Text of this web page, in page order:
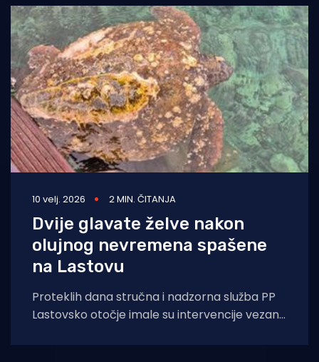
10 velj. 2026 2 MIN. ČITANJA
Dvije glavate želve nakon
olujnog nevremena spašene
na Lastovu
Proteklih dana stručna i nadzorna služba PP
Lastovsko otočje imale su intervencije vezane